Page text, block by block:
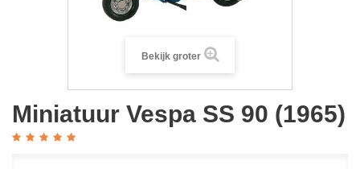
Bekijk groter
Miniatuur Vespa SS 90 (1965)